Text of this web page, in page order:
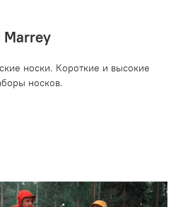
Marrey
носки. Короткие и высокие
носков.